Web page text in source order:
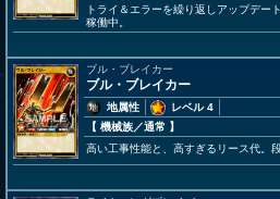
トライ＆エラーを繰り返しアップデー
稼働中。
ブル・ブレイカー
ブル・ブレイカー
地属性
レベル 4
【 機械族／通常 】
高い工事性能と、高すぎるリース代。